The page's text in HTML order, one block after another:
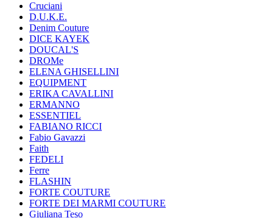
Cruciani
D.U.K.E.
Denim Couture
DICE KAYEK
DOUCAL'S
DROMe
ELENA GHISELLINI
EQUIPMENT
ERIKA CAVALLINI
ERMANNO
ESSENTIEL
FABIANO RICCI
Fabio Gavazzi
Faith
FEDELI
Ferre
FLASHIN
FORTE COUTURE
FORTE DEI MARMI COUTURE
Giuliana Teso